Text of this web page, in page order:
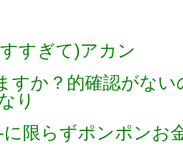
すぎて)アカン
すか？的確認がな
り
に限らずポンポンお